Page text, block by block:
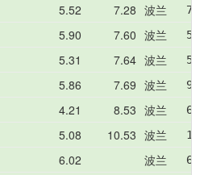
5.52 7.28 波兰
5.90 7.60 波兰
5.31 7.64 波兰
5.86 7.69 波兰
4.21 8.53 波兰
5.08 10.53 波兰
6.02 波兰